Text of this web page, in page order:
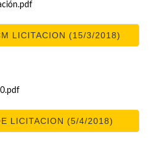
LICITACION (15/3/2018)
LICITACION (5/4/2018)